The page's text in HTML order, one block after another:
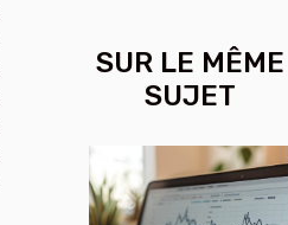
SUR LE MÊME
SUJET